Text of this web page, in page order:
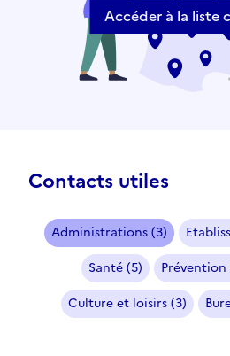
Accéder à la liste
Contacts utiles
Administrations (3)
Santé (5)
Culture et loisirs (3)